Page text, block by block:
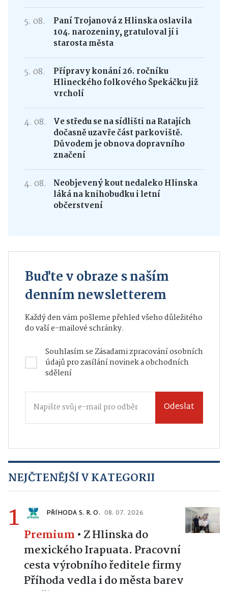
5. 08.
Paní Trojanová z Hlinska oslavila
104. narozeniny, gratuloval jí i
starosta města
5. 08.
Přípravy konání 26. ročníku
Hlineckého folkového Špekáčku již
vrcholí
4. 08.
Ve středu se na sídlišti na Ratajích
dočasně uzavře část parkoviště.
Důvodem je obnova dopravního
značení
4. 08.
Neobjevený kout nedaleko Hlinska
láká na knihobudku i letní
občerstvení
Buďte v obraze s naším
denním newsletterem
Každý den vám pošleme přehled všeho důležitého
do vaší e-mailové schránky.
Souhlasím seZásadami zpracování osobních
údajůpro zasílání novinek a obchodních
sdělení
Odeslat
NEJČTENĚJŠÍ V KATEGORII
1 PŘÍHODA S. R. O. 08. 07. 2026
Premium • Z Hlinska do
mexického Irapuata. Pracovní
cesta výrobního ředitele firmy
Příhoda vedla i do města barev